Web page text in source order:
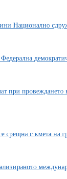
Национално
провеждането
срещна с кмета на